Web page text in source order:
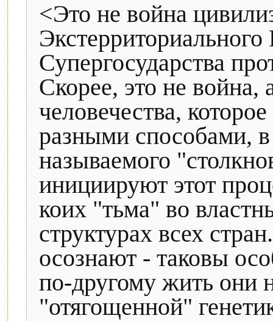
<Это не война
Супергосударства
Скорее, это не война,
человечества,
разными способами,
называемого
инициируют этот
коих "тьма" во
структурах всех
осознают - таковы
по-другому жить они
"отягощенной"